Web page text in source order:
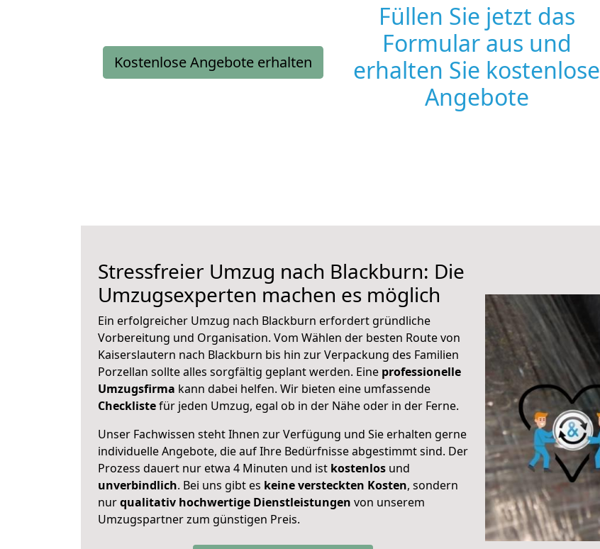
Kostenlose Angebote erhalten
Füllen Sie jetzt das
Formular aus und
erhalten Sie kostenlose
Angebote
Stressfreier Umzug nach Blackburn: Die
Umzugsexperten machen es möglich
Ein erfolgreicher Umzug nach Blackburn erfordert gründliche
Vorbereitung und Organisation. Vom Wählen der besten Route von
Kaiserslautern nach Blackburn bis hin zur Verpackung des Familien
Porzellan sollte alles sorgfältig geplant werden. Eine professionelle
Umzugsfirma kann dabei helfen. Wir bieten eine umfassende
Checklistefür jeden Umzug, egal ob in der Nähe oder in der Ferne.
Unser Fachwissen steht Ihnen zur Verfügung und Sie erhalten gerne
individuelle Angebote, die auf Ihre Bedürfnisse abgestimmt sind. Der
Prozess dauert nur etwa 4 Minuten und ist kostenlos und
unverbindlich. Bei uns gibt es keine versteckten Kosten, sondern
nurqualitativ hochwertige Dienstleistungen von unserem
Umzugspartner zum günstigen Preis.